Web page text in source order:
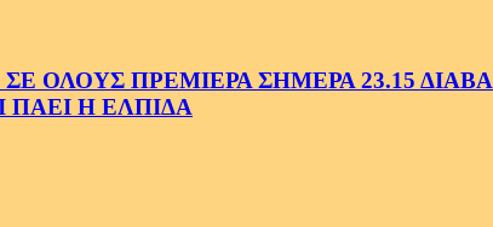
ΠΡΕΜΙΕΡΑ ΣΗΜΕΡΑ 23.15
Η ΕΛΠΙΔΑ